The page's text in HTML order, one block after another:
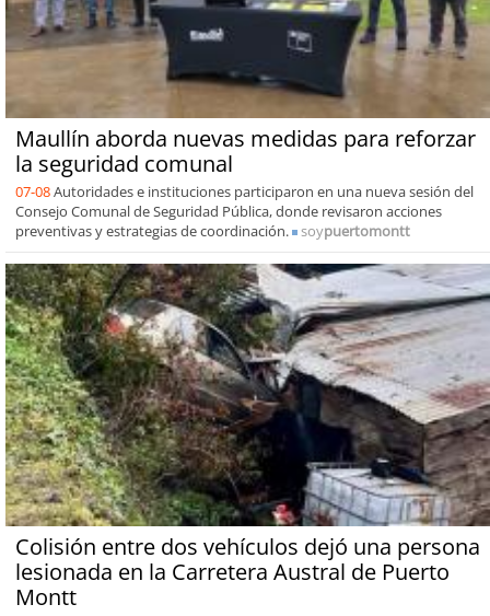
Maullín aborda nuevas medidas para reforzar
la seguridad comunal
07-08Autoridades e instituciones participaron en una nueva sesión del
Consejo Comunal de Seguridad Pública, donde revisaron acciones
preventivas y estrategias de coordinación.
soypuertomontt
Colisión entre dos vehículos dejó una persona
lesionada en la Carretera Austral de Puerto
Montt